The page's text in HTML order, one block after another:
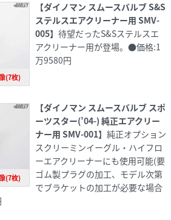
(7枚)
【ダイノマン スムースバルブ S&S
ステルスエアクリーナー用 SMV-
005】 待望だったS&Sステルスエ
アクリーナー用が登場。●価格:1
万9580円
(7枚)
【ダイノマン スムースバルブ スポ
ーツスター(’04-) 純正エアクリー
ナー用 SMV-001】 純正オプション
スクリーミンイーグル・ハイフロ
ーエアクリーナーにも使用可能(要
ゴム製プラグの加工、モデル次第
でブラケットの加工が必要な場合